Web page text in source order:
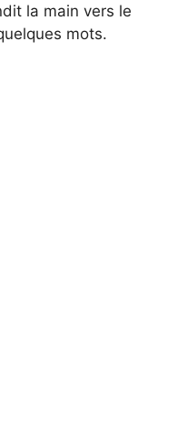
la main vers le
mots.